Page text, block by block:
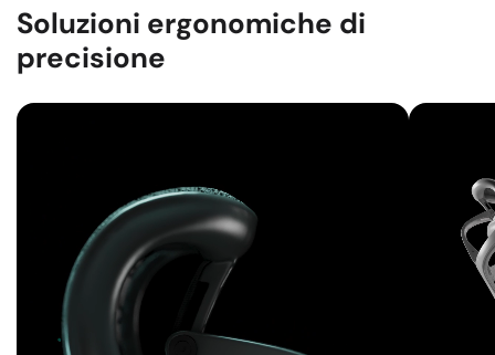
Soluzioni ergonomiche di
precisione